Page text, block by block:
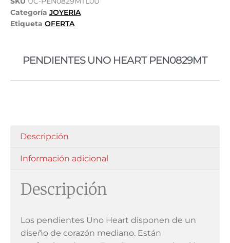
Categoría JOYERIA
Etiqueta OFERTA
PENDIENTES UNO HEART PEN0829MT
Descripción
Información adicional
Descripción
Los pendientes Uno Heart disponen de un
diseño de corazón mediano. Están